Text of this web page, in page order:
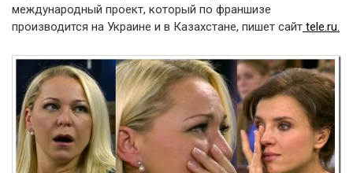
международный проект, который по франшизе
производится на Украине и в Казахстане, пишет сайт tele.ru.